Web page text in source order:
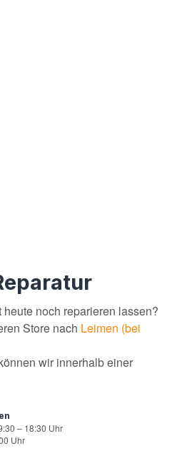
noch reparieren lassen?
Store nach Leimen (bei
wir innerhalb einer
– 18:30 Uhr
Uhr